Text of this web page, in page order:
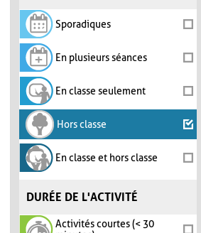
Sporadiques
En plusieurs séances
En classe seulement
Hors classe
En classe et hors classe
DURÉE DE L'ACTIVITÉ
Activités courtes (< 30